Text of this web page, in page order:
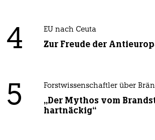
4 EU nach Ceuta
Zur Freude der
5 Forstwissenschaftler über
„Der Mythos vom
hartnäckig“